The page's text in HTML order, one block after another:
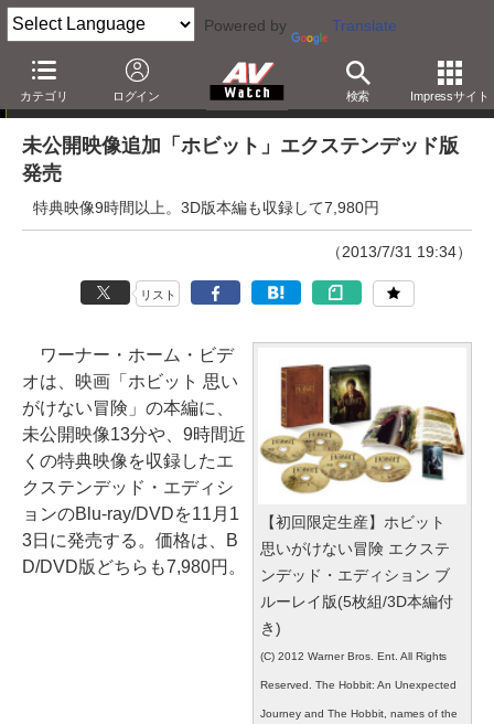
Powered by Translate
カテゴリ ログイン 検索 Impressサイト
ニュース
未公開映像追加「ホビット」エクステンデッド版
発売
特典映像9時間以上。3D版本編も収録して7,980円
（2013/7/31 19:34）
リスト
【初回限定生産】ホビット
思いがけない冒険 エクステ
ンデッド・エディション ブ
ルーレイ版(5枚組/3D本編付
き)
(C) 2012 Warner Bros. Ent. All Rights
Reserved. The Hobbit: An Unexpected
Journey and The Hobbit, names of the
ワーナー・ホーム・ビデ
オは、映画「ホビット 思い
がけない冒険」の本編に、
未公開映像13分や、9時間近
くの特典映像を収録したエ
クステンデッド・エディシ
ョンのBlu-ray/DVDを11月1
3日に発売する。価格は、B
D/DVD版どちらも7,980円。